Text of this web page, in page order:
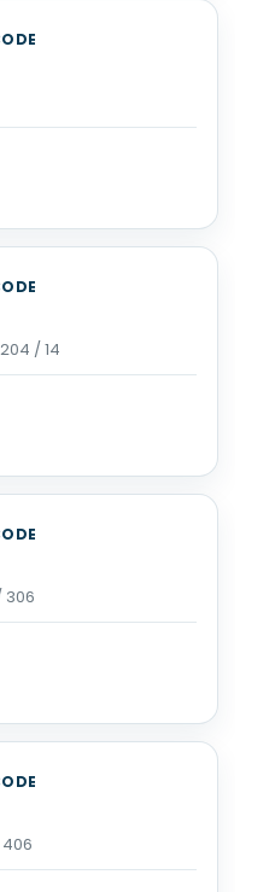
118 cm
/ 14
cm
306
118 cm
cm